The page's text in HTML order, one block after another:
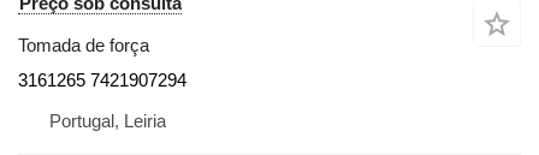
Tomada de força
3161265 7421907294
Portugal, Leiria